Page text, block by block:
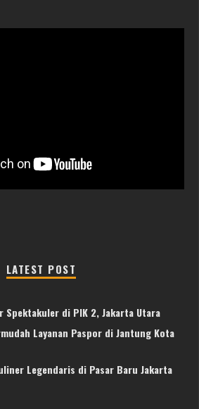
LATEST POST
Spektakuler di PIK 2, Jakarta Utara
Layanan Paspor di Jantung Kota
Legendaris di Pasar Baru Jakarta